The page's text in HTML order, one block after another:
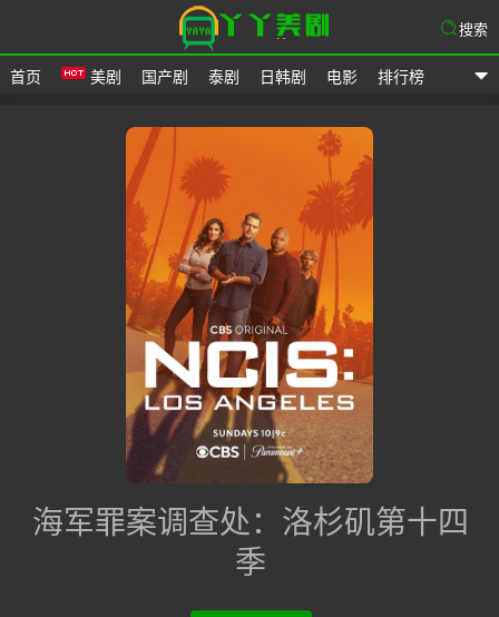
首页 美剧 国产剧 泰剧 日韩剧 电影 排行榜
搜索
海军罪案调查处：洛杉矶第十四
季